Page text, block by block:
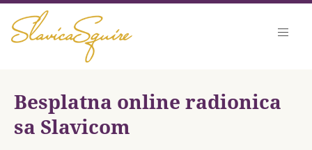
Besplatna online radionica
sa Slavicom